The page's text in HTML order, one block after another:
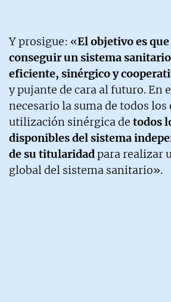
Y prosigue: «El objetivo es
conseguir un sistema
eficiente, sinérgico y
y pujante de cara al futuro. En
necesario la suma de todos los
utilización sinérgica de todos
disponibles del sistema
de su titularidadpara realizar
global del sistema sanitario».